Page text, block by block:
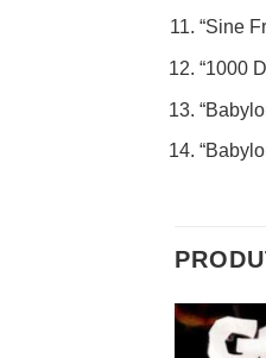
“Sine
“1000